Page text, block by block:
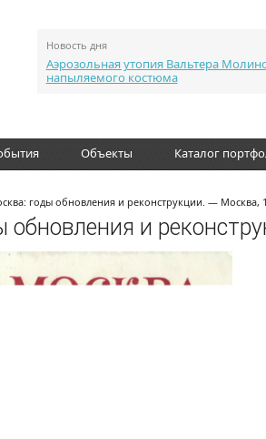
Новость дня
Аэрозольная утопия Вальтера
напыляемого костюма
Объекты Каталог
годы обновления и реконструкции. — Москва,
обновления и